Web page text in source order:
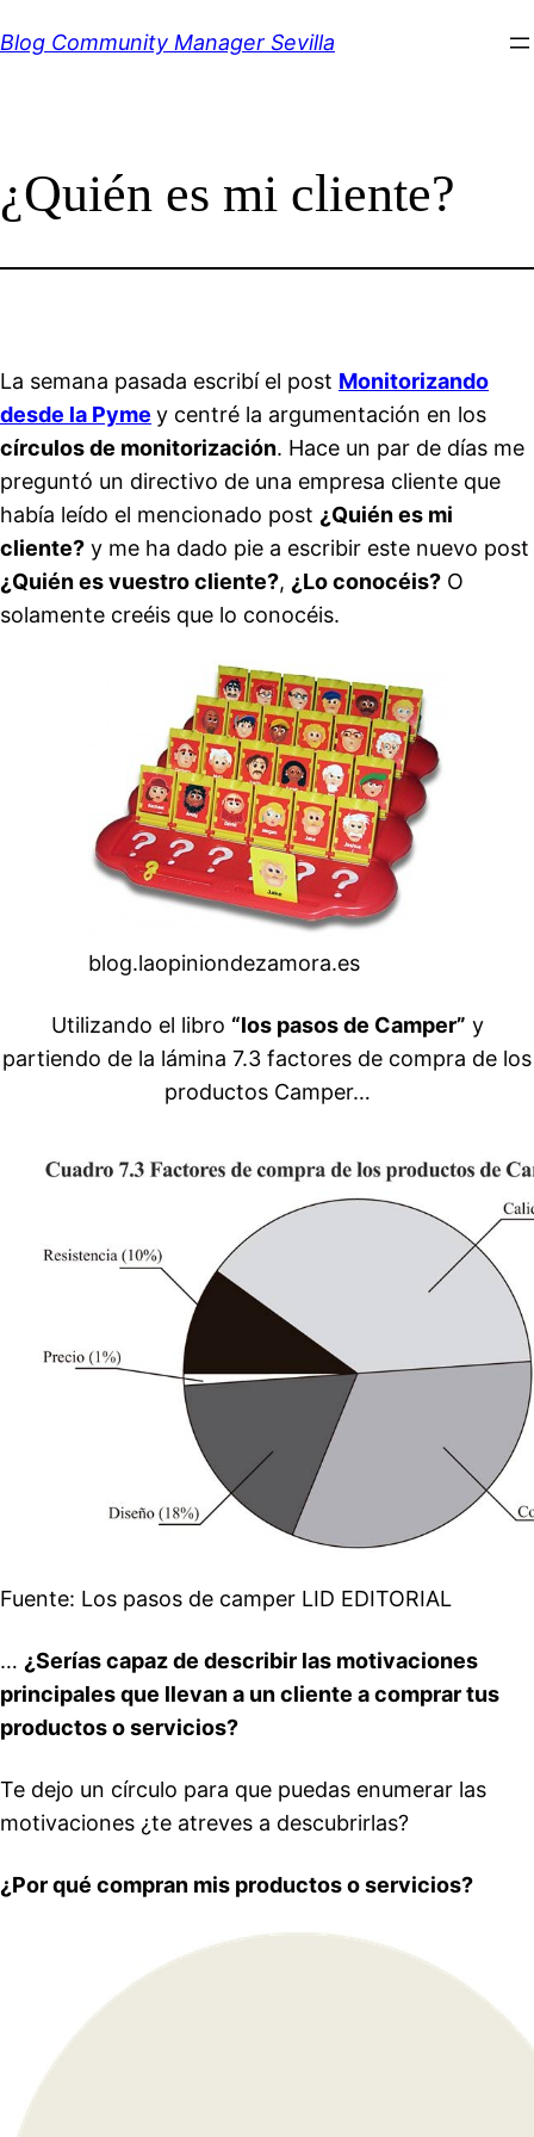
al
Blog Community Manager Sevilla
¿Quién es mi cliente?
La semana pasada escribí el post Monitorizando
desde la Pyme y centré la argumentación en los
círculos de monitorización. Hace un par de días me
preguntó un directivo de una empresa cliente que
había leído el mencionado post ¿Quién es mi
cliente? y me ha dado pie a escribir este nuevo post
¿Quién es vuestro cliente?, ¿Lo conocéis? O
solamente creéis que lo conocéis.
blog.laopiniondezamora.es
Utilizando el libro “los pasos de Camper” y
partiendo de la lámina 7.3 factores de compra de los
productos Camper…
Fuente: Los pasos de camper LID EDITORIAL
… ¿Serías capaz de describir las motivaciones
principales que llevan a un cliente a comprar tus
productos o servicios?
Te dejo un círculo para que puedas enumerar las
motivaciones ¿te atreves a descubrirlas?
¿Por qué compran mis productos o servicios?